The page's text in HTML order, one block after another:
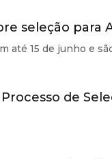
seleção para
até 15 de junho e
de